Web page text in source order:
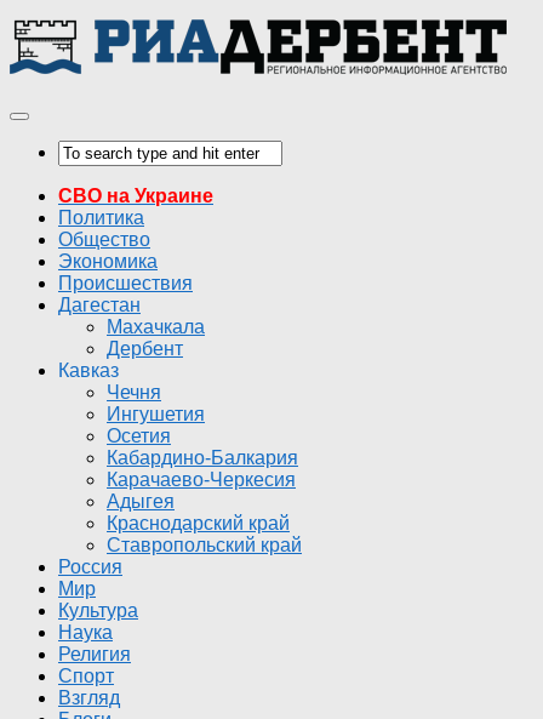
СВО на Украине
Политика
Общество
Экономика
Происшествия
Дагестан
Махачкала
Дербент
Кавказ
Чечня
Ингушетия
Осетия
Кабардино-Балкария
Карачаево-Черкесия
Адыгея
Краснодарский край
Ставропольский край
Россия
Мир
Культура
Наука
Религия
Спорт
Взгляд